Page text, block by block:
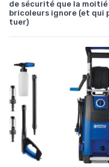
de sécurité que la moitié
bricoleurs ignore (et qui
tuer)